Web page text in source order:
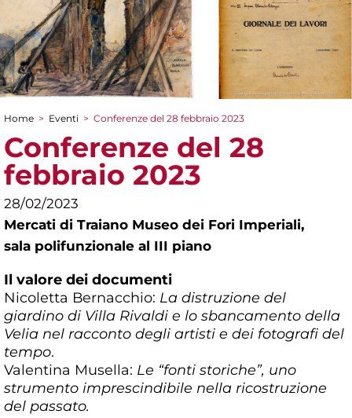
Tu sei qui
Home > Eventi > Conferenze del 28 febbraio 2023
Conferenze del 28
febbraio 2023
28/02/2023
Mercati di Traiano Museo dei Fori Imperiali,
sala polifunzionale al III piano
Il valore dei documenti
Nicoletta Bernacchio: La distruzione del
giardino di Villa Rivaldi e lo sbancamento della
Velia nel racconto degli artisti e dei fotografi del
tempo.
Valentina Musella: Le “fonti storiche”, uno
strumento imprescindibile nella ricostruzione
del passato.